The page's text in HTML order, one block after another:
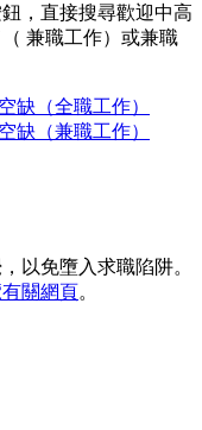
，直接搜尋歡迎中高
兼職工作）或兼職
缺（全職工作）
缺（兼職工作）
以免墮入求職陷阱。
關網頁。